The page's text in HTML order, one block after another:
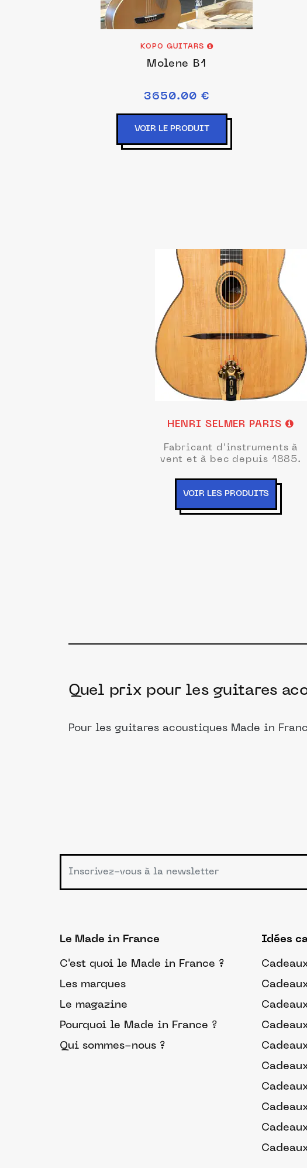
KOPO GUITARS
Molene B1
3650.00 €
VOIR LE PRODUIT
HENRI SELMER PARIS
Fabricant d'instruments à
vent et à bec depuis 1885.
VOIR LES PRODUITS
Quel prix pour les guitares
Pour les guitares acoustiques Made in
Le Made in France
C'est quoi le Made in France ?
Les marques
Le magazine
Pourquoi le Made in France ?
Qui sommes-nous ?
Idées